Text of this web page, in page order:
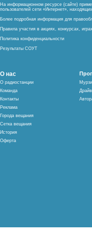
На информационном ресурсе (сайте)
пользователей сети «Интернет»,
Более подробная информация для
Правила участия в акциях, конкурсах,
Политика конфиденциальности
Результаты СОУТ
О нас
О радиостанции
Команда
Контакты
Реклама
Города вещания
Сетка вещания
История
Оферта